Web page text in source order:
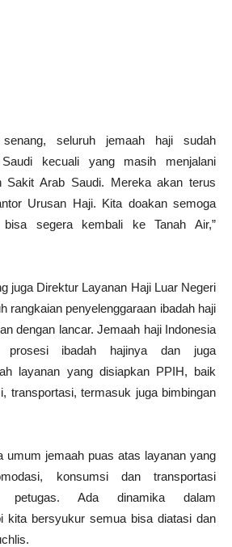
seluruh jemaah haji sudah
kecuali yang masih menjalani
Sakit Arab Saudi. Mereka akan terus
Urusan Haji. Kita doakan semoga
segera kembali ke Tanah Air,”
juga Direktur Layanan Haji Luar Negeri
rangkaian penyelenggaraan ibadah haji
dengan lancar. Jemaah haji Indonesia
prosesi ibadah hajinya dan juga
layanan yang disiapkan PPIH, baik
transportasi, termasuk juga bimbingan
umum jemaah puas atas layanan yang
konsumsi dan transportasi
petugas. Ada dinamika dalam
kita bersyukur semua bisa diatasi dan